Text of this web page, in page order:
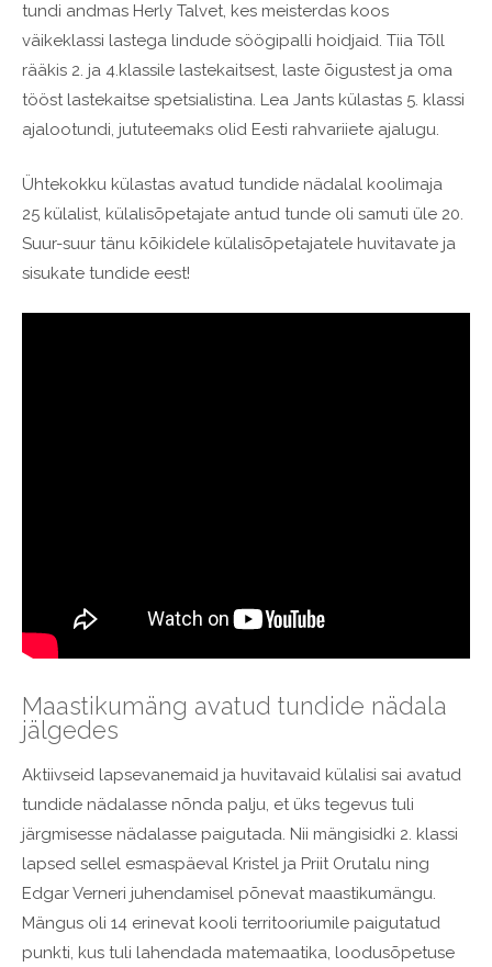
tundi andmas Herly Talvet, kes meisterdas koos
väikeklassi lastega lindude söögipalli hoidjaid. Tiia Tõll
rääkis 2. ja 4.klassile lastekaitsest, laste õigustest ja oma
tööst lastekaitse spetsialistina. Lea Jants külastas 5. klassi
ajalootundi, jututeemaks olid Eesti rahvariiete ajalugu.
Ühtekokku külastas avatud tundide nädalal koolimaja
25 külalist, külalisõpetajate antud tunde oli samuti üle 20.
Suur-suur tänu kõikidele külalisõpetajatele huvitavate ja
sisukate tundide eest!
Maastikumäng avatud tundide nädala
jälgedes
Aktiivseid lapsevanemaid ja huvitavaid külalisi sai avatud
tundide nädalasse nõnda palju, et üks tegevus tuli
järgmisesse nädalasse paigutada. Nii mängisidki 2. klassi
lapsed sellel esmaspäeval Kristel ja Priit Orutalu ning
Edgar Verneri juhendamisel põnevat maastikumängu.
Mängus oli 14 erinevat kooli territooriumile paigutatud
punkti, kus tuli lahendada matemaatika, loodusõpetuse